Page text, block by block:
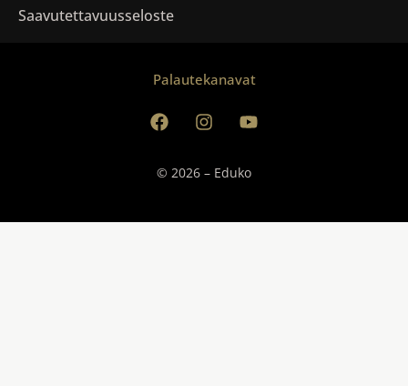
Saavutettavuusseloste
© 2026 – Eduko
Palautekanavat